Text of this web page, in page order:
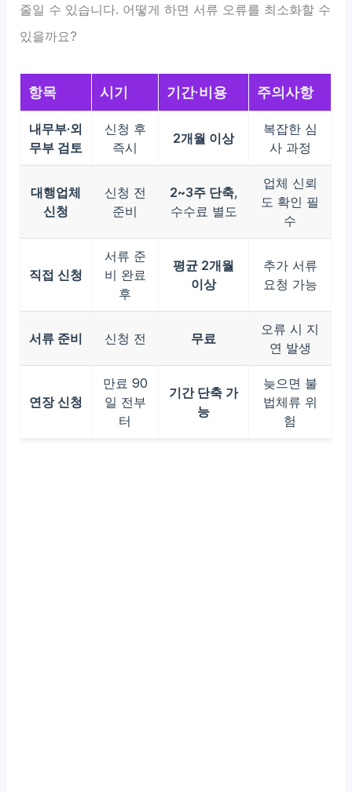
줄일 수 있습니다. 어떻게 하면 서류 오류를 최소화할 수
있을까요?
항목 시기 기간·비용 주의사항
내무부·외
무부 검토
신청 후
즉시
2개월 이상
복잡한 심
사 과정
대행업체
신청
신청 전
준비
2~3주 단축,
수수료 별도
업체 신뢰
도 확인 필
수
직접 신청
서류 준
비 완료
후
평균 2개월
이상
추가 서류
요청 가능
서류 준비 신청 전 무료
오류 시 지
연 발생
연장 신청
만료 90
일 전부
터
기간 단축 가
능
늦으면 불
법체류 위
험